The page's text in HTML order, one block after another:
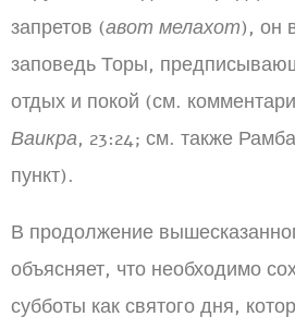
запретов (авот мелахот), он
заповедь Торы,
отдых и покой (см.
Ваикра, 23:24; см. также
пункт).
В продолжение
объясняет, что необходимо
субботы как святого дня,